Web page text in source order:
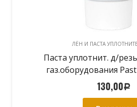
ЛЁН И ПАСТА
Паста уплотнит. д/
газ.оборудования
130,00Р